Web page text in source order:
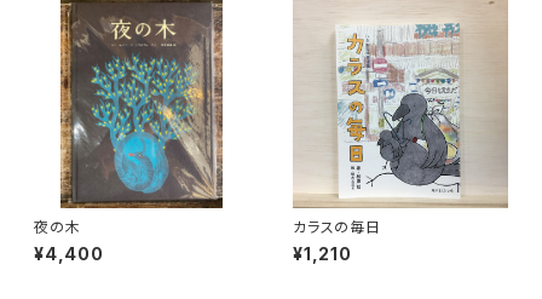
夜の木
¥4,400
カラスの毎日
¥1,210